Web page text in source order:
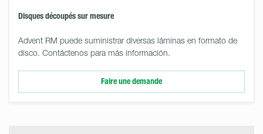
Disques découpés sur mesure
Advent RM puede suministrar diversas láminas en formato de
disco. Contáctenos para más información.
Faire une demande